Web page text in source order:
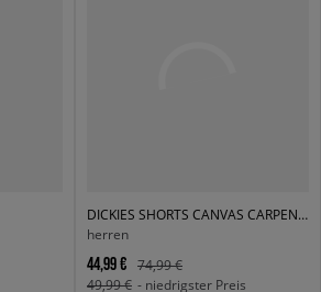
DICKIES SHORTS CANVAS CARPENTER SHORT
herren
44,99 €
74,99 €
49,99 € - niedrigster Preis